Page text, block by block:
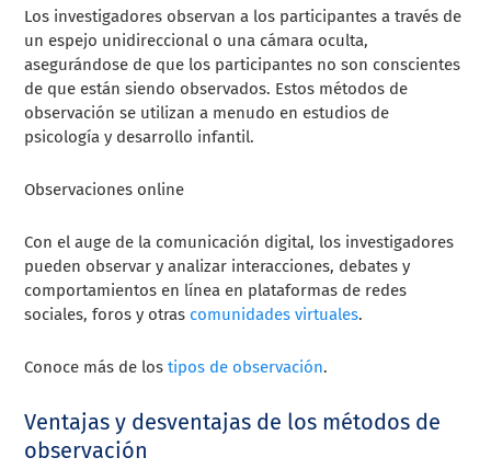
Los investigadores observan a los participantes a través de
un espejo unidireccional o una cámara oculta,
asegurándose de que los participantes no son conscientes
de que están siendo observados. Estos métodos de
observación se utilizan a menudo en estudios de
psicología y desarrollo infantil.
Observaciones online
Con el auge de la comunicación digital, los investigadores
pueden observar y analizar interacciones, debates y
comportamientos en línea en plataformas de redes
sociales, foros y otras comunidades virtuales.
Conoce más de lostipos de observación.
Ventajas y desventajas de los métodos de
observación